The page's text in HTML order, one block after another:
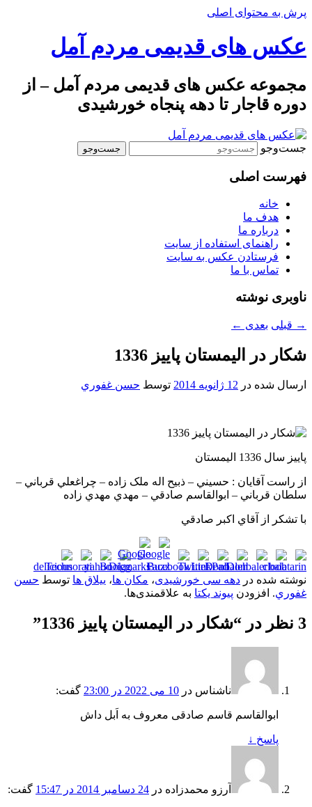
پرش به محتوای اصلی
عکس های قدیمی مردم آمل
مجموعه عکس های قدیمی مردم آمل – از
دوره قاجار تا دهه پنجاه خورشیدی
جست‌وجو
فهرست اصلی
خانه
هدف ما
درباره ما
راهنمای استفاده از سایت
فرستادن عکس به سایت
تماس با ما
ناوبری نوشته
→ قبلی بعدی ←
شکار در اليمستان پاييز 1336
ارسال شده در 12 ژانویه 2014 توسط حسن غفوري
پاييز سال 1336 اليمستان
از راست آقايان : حسيني – ذبيح اله ملک زاده – چراغعلي قرباني –
سلطان قرباني – ابوالقاسم صادقي – مهدي مهدي زاده
با تشکر از آقاي اکبر صادقي
نوشته شده در دهه سی خورشیدی، مکان ها، ییلاق ها توسط حسن
غفوري. افزودن پیوند یکتا به علاقمندی‌ها.
3 نظر در “ شکار در اليمستان پاييز 1336 ”
ناشناس در 10 می 2022 در 23:00 گفت:
ابوالقاسم قاسم صادقی معروف به اَبل داش
پاسخ ↓
آرزو محمدزاده در 24 دسامبر 2014 در 15:47 گفت: